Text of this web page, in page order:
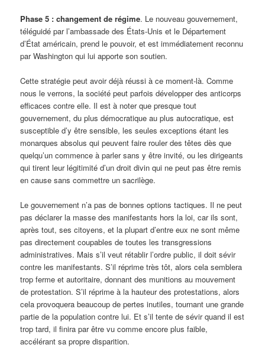
Phase 5 : changement de régime. Le nouveau gouvernement,
téléguidé par l’ambassade des États-Unis et le Département
d’État américain, prend le pouvoir, et est immédiatement reconnu
par Washington qui lui apporte son soutien.
Cette stratégie peut avoir déjà réussi à ce moment-là. Comme
nous le verrons, la société peut parfois développer des anticorps
efficaces contre elle. Il est à noter que presque tout
gouvernement, du plus démocratique au plus autocratique, est
susceptible d’y être sensible, les seules exceptions étant les
monarques absolus qui peuvent faire rouler des têtes dès que
quelqu’un commence à parler sans y être invité, ou les dirigeants
qui tirent leur légitimité d’un droit divin qui ne peut pas être remis
en cause sans commettre un sacrilège.
Le gouvernement n’a pas de bonnes options tactiques. Il ne peut
pas déclarer la masse des manifestants hors la loi, car ils sont,
après tout, ses citoyens, et la plupart d’entre eux ne sont même
pas directement coupables de toutes les transgressions
administratives. Mais s’il veut rétablir l’ordre public, il doit sévir
contre les manifestants. S’il réprime très tôt, alors cela semblera
trop ferme et autoritaire, donnant des munitions au mouvement
de protestation. S’il réprime à la hauteur des protestations, alors
cela provoquera beaucoup de pertes inutiles, tournant une grande
partie de la population contre lui. Et s’il tente de sévir quand il est
trop tard, il finira par être vu comme encore plus faible,
accélérant sa propre disparition.